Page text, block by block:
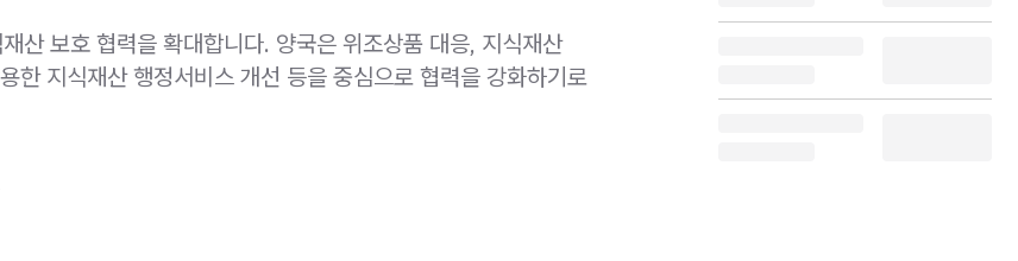
산 보호 협력을 확대합니다. 양국은 위조상품 대응, 지식재산
한 지식재산 행정서비스 개선 등을 중심으로 협력을 강화하기로